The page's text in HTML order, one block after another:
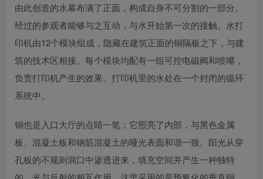
由此创造的水幕布满了正面，构成自身不可分割的一部分。
经过的参观者能够与之互动，与水开始第一次的接触。水打
印机由12个模块组成，隐藏在建筑正面的铜隔板之下，与建
筑的技术区相接。每个模块均配有一组可控电磁阀和喷嘴，
负责打印机产生的效果。打印机里的水处在一个封闭的循环
系统中。
铜也是入口大厅的点睛一笔；它照亮了内部，与黑色金属
板、混凝土板和钢筋混凝土的哑光表面和谐一致。阳光从穿
孔板的不规则洞口中渗透进来，填充空间并产生一种独特